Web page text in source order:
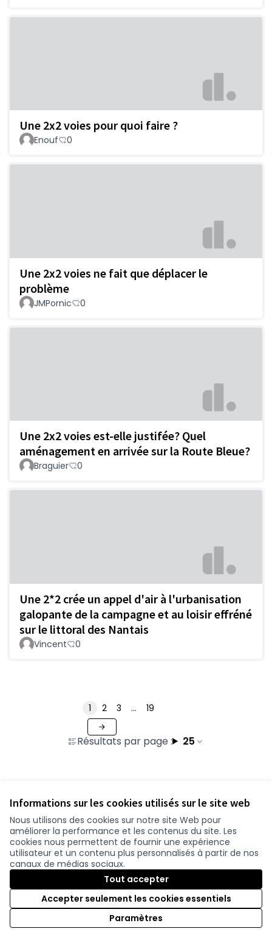
Informations sur les cookies utilisés sur le site web
Nous utilisons des cookies sur notre site Web pour
améliorer la performance et les contenus du site. Les
cookies nous permettent de fournir une expérience
utilisateur et un contenu plus personnalisés à partir de nos
canaux de médias sociaux.
Tout accepter
Accepter seulement les cookies essentiels
Paramètres
Une 2x2 voies pour quoi faire ?
Enouf 0
Une 2x2 voies ne fait que déplacer le
problème
JMPornic 0
Une 2x2 voies est-elle justifée? Quel
aménagement en arrivée sur la Route Bleue?
Braguier 0
Une 2*2 crée un appel d'air à l'urbanisation
galopante de la campagne et au loisir effréné
sur le littoral des Nantais
Vincent 0
Résultats par page : 25
1 2 3 … 19
Conditions d'utilisation
Paramètres des cookies
participer.loire-atlantique.fr sur Facebook
(Nouvelle fenêtre)
participer.loire-atlantique.fr sur Instagram
(Nouvelle fenêtre)
participer.loire-atlantique.fr sur YouTube
(Nouvelle fenêtre)
Site réalisé grâce aulogiciel libre Decidim
(Nouvelle fenêtre)
.
Licence
(Nouvelle